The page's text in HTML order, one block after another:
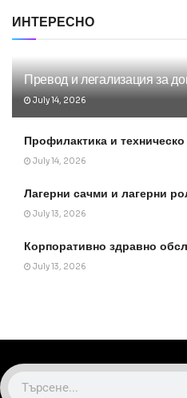
ИНТЕРЕСНО
Превод и легализация за
July 14, 2026
Профилактика и
July 14, 2026
Лагерни сачми и лагерни
July 13, 2026
Корпоративно здравно
July 13, 2026